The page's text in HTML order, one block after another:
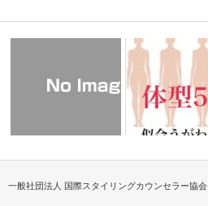
が提案
一般社団法人 国際スタイリングカウンセラー協会